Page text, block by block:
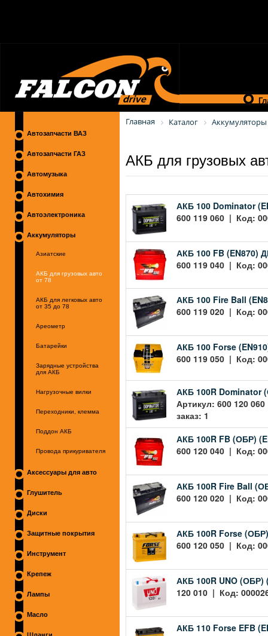
Автозапчасти ВАЗ
Автозапчасти ГАЗ
Автомузыка
Автохимия
Автоэлектроника
Аккумуляторы
Азиатские
АКБ для грузовых авто
от 78
АКБ для легковых авто
от 35 до 78
Ареометр
Батарейки
Зарядные устройства
для АКБ
Нагрузочные вилки
Переходники, клемма
Поддон АКБ
Провода прикуривателя
Аксессуары для авто
Глушитель
Диски
Защитные покрытия
Инструмент
Крепеж
Лампы
Масло
Главная Каталог Аккумуляторы
АКБ для грузовых
АКБ 100 Dominator
600 119 060 | Код:
АКБ 100 FB (EN870)
600 119 040 | Код:
АКБ 100 Fire Ball
600 119 020 | Код:
АКБ 100 Forse
600 119 050 | Код:
АКБ 100R Dominator
Артикул: 600 120
заказ: 1
АКБ 100R FB (ОБР)
600 120 040 | Код:
АКБ 100R Fire Ball
600 120 020 | Код:
АКБ 100R Forse
600 120 050 | Код:
АКБ 100R UNO (ОБР)
120 010 | Код:
АКБ 110 Forse EFB